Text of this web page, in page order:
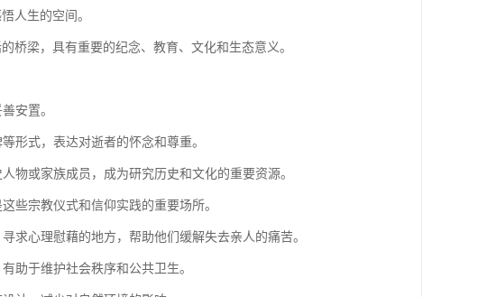
人生的空间。
桥梁，具有重要的纪念、教育、文化和生态意义。
安置。
形式，表达对逝者的怀念和尊重。
物或家族成员，成为研究历史和文化的重要资源。
些宗教仪式和信仰实践的重要场所。
求心理慰藉的地方，帮助他们缓解失去亲人的痛苦。
助于维护社会秩序和公共卫生。